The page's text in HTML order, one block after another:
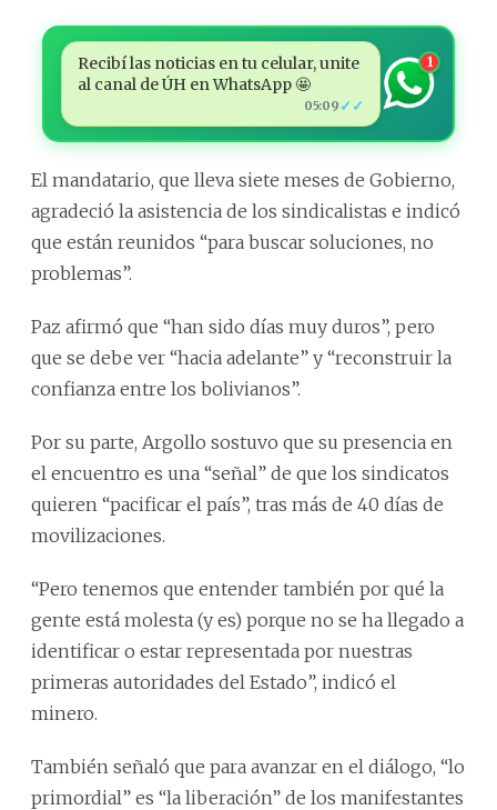
Recibí las noticias en tu celular, unite
al canal de ÚH en WhatsApp 🤩
05:09 ✓✓
1
El mandatario, que lleva siete meses de Gobierno,
agradeció la asistencia de los sindicalistas e indicó
que están reunidos “para buscar soluciones, no
problemas”.
Paz afirmó que “han sido días muy duros”, pero
que se debe ver “hacia adelante” y “reconstruir la
confianza entre los bolivianos”.
Por su parte, Argollo sostuvo que su presencia en
el encuentro es una “señal” de que los sindicatos
quieren “pacificar el país”, tras más de 40 días de
movilizaciones.
“Pero tenemos que entender también por qué la
gente está molesta (y es) porque no se ha llegado a
identificar o estar representada por nuestras
primeras autoridades del Estado”, indicó el
minero.
También señaló que para avanzar en el diálogo, “lo
primordial” es “la liberación” de los manifestantes